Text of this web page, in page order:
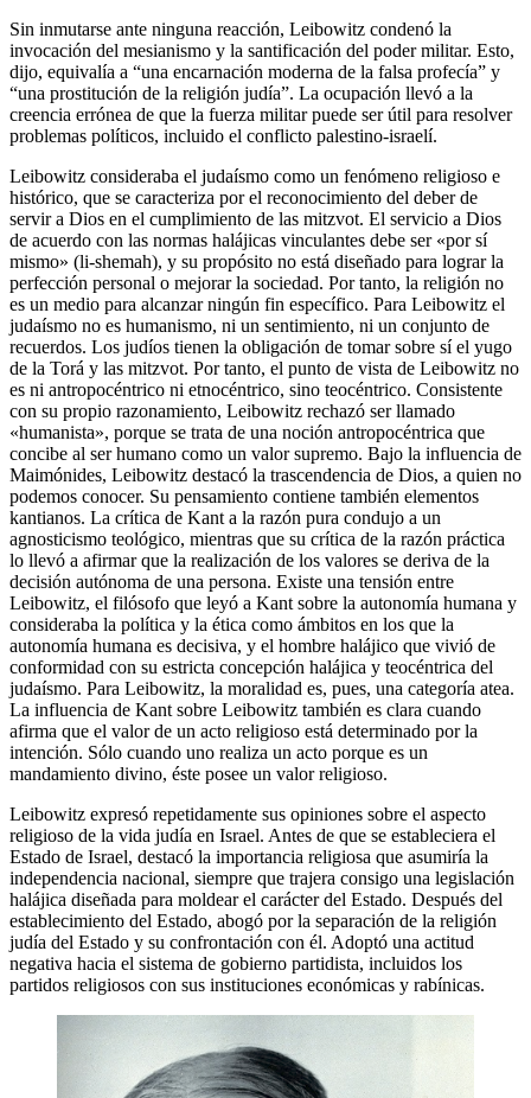
Sin inmutarse ante ninguna reacción, Leibowitz condenó la
invocación del mesianismo y la santificación del poder militar. Esto,
dijo, equivalía a “una encarnación moderna de la falsa profecía” y
“una prostitución de la religión judía”. La ocupación llevó a la
creencia errónea de que la fuerza militar puede ser útil para resolver
problemas políticos, incluido el conflicto palestino-israelí.
Leibowitz consideraba el judaísmo como un fenómeno religioso e
histórico, que se caracteriza por el reconocimiento del deber de
servir a Dios en el cumplimiento de las mitzvot. El servicio a Dios
de acuerdo con las normas halájicas vinculantes debe ser «por sí
mismo» (li-shemah), y su propósito no está diseñado para lograr la
perfección personal o mejorar la sociedad. Por tanto, la religión no
es un medio para alcanzar ningún fin específico. Para Leibowitz el
judaísmo no es humanismo, ni un sentimiento, ni un conjunto de
recuerdos. Los judíos tienen la obligación de tomar sobre sí el yugo
de la Torá y las mitzvot. Por tanto, el punto de vista de Leibowitz no
es ni antropocéntrico ni etnocéntrico, sino teocéntrico. Consistente
con su propio razonamiento, Leibowitz rechazó ser llamado
«humanista», porque se trata de una noción antropocéntrica que
concibe al ser humano como un valor supremo. Bajo la influencia de
Maimónides, Leibowitz destacó la trascendencia de Dios, a quien no
podemos conocer. Su pensamiento contiene también elementos
kantianos. La crítica de Kant a la razón pura condujo a un
agnosticismo teológico, mientras que su crítica de la razón práctica
lo llevó a afirmar que la realización de los valores se deriva de la
decisión autónoma de una persona. Existe una tensión entre
Leibowitz, el filósofo que leyó a Kant sobre la autonomía humana y
consideraba la política y la ética como ámbitos en los que la
autonomía humana es decisiva, y el hombre halájico que vivió de
conformidad con su estricta concepción halájica y teocéntrica del
judaísmo. Para Leibowitz, la moralidad es, pues, una categoría atea.
La influencia de Kant sobre Leibowitz también es clara cuando
afirma que el valor de un acto religioso está determinado por la
intención. Sólo cuando uno realiza un acto porque es un
mandamiento divino, éste posee un valor religioso.
Leibowitz expresó repetidamente sus opiniones sobre el aspecto
religioso de la vida judía en Israel. Antes de que se estableciera el
Estado de Israel, destacó la importancia religiosa que asumiría la
independencia nacional, siempre que trajera consigo una legislación
halájica diseñada para moldear el carácter del Estado. Después del
establecimiento del Estado, abogó por la separación de la religión
judía del Estado y su confrontación con él. Adoptó una actitud
negativa hacia el sistema de gobierno partidista, incluidos los
partidos religiosos con sus instituciones económicas y rabínicas.